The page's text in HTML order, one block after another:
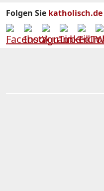
Folgen Sie katholisch.de